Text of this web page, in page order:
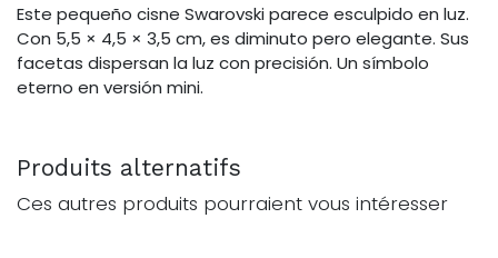
Este pequeño cisne Swarovski parece esculpido en luz.
Con 5,5 × 4,5 × 3,5 cm, es diminuto pero elegante. Sus
facetas dispersan la luz con precisión. Un símbolo
eterno en versión mini.
Produits alternatifs
Ces autres produits pourraient vous intéresser